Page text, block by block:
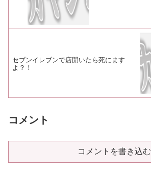
セブンイレブンで店開いたら死にます
よ？！
コメント
コメントを書き込む